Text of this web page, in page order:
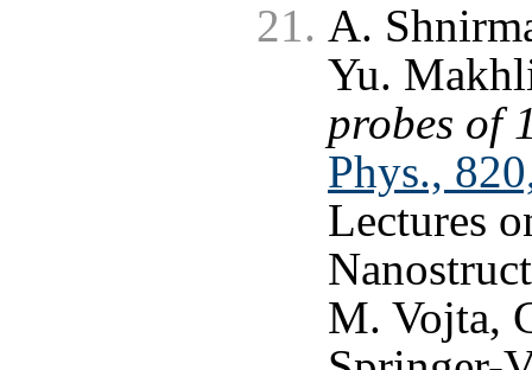
A.
Yu.
probes of
Phys.,
Lectures
M. Vojta,